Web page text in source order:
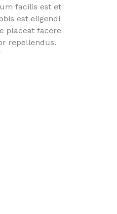
facilis est et
est eligendi
placeat facere
repellendus.
aut rerum